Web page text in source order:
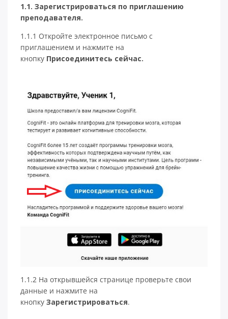
1.1. Зарегистрироваться по приглашению
преподавателя.
1.1.1 Откройте электронное письмо с
приглашением и нажмите на
кнопку Присоединитесь сейчас.
1.1.2 На открывшейся странице проверьте свои
данные и нажмите на
кнопку Зарегистрироваться.